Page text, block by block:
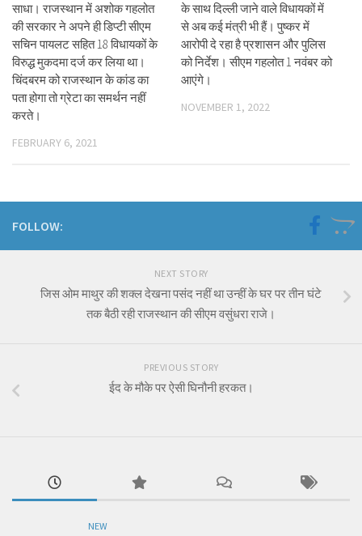
साधा। राजस्थान में अशोक गहलोत
की सरकार ने अपने ही डिप्टी सीएम
सचिन पायलट सहित 18 विधायकों के
विरुद्ध मुकदमा दर्ज कर लिया था।
चिंदबरम को राजस्थान के कांड का
पता होगा तो ग्रेटा का समर्थन नहीं
करते।
FEBRUARY 6, 2021
के साथ दिल्ली जाने वाले विधायकों में
से अब कई मंत्री भी हैं। पुष्कर में
आरोपी दे रहा है प्रशासन और पुलिस
को निर्देश। सीएम गहलोत 1 नवंबर को
आएंगे।
NOVEMBER 1, 2022
FOLLOW:
NEXT STORY
जिस ओम माथुर की शक्ल देखना पसंद नहीं था उन्हीं के घर पर तीन घंटे
तक बैठी रही राजस्थान की सीएम वसुंधरा राजे।
PREVIOUS STORY
ईद के मौके पर ऐसी घिनौनी हरकत।
NEW